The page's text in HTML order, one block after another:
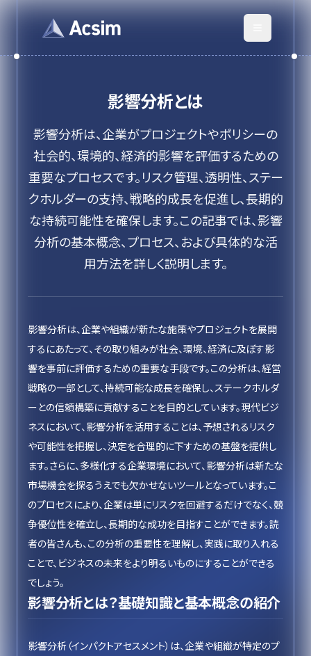
影響分析とは
影響分析は、企業がプロジェクトやポリシーの
社会的、環境的、経済的影響を評価するための
重要なプロセスです。リスク管理、透明性、ステー
クホルダーの支持、戦略的成長を促進し、長期的
な持続可能性を確保します。この記事では、影響
分析の基本概念、プロセス、および具体的な活
用方法を詳しく説明します。
影響分析は、企業や組織が新たな施策やプロジェクトを展開
するにあたって、その取り組みが社会、環境、経済に及ぼす影
響を事前に評価するための重要な手段です。この分析は、経営
戦略の一部として、持続可能な成長を確保し、ステークホルダ
ーとの信頼構築に貢献することを目的としています。現代ビジ
ネスにおいて、影響分析を活用することは、予想されるリスク
や可能性を把握し、決定を合理的に下すための基盤を提供し
ます。さらに、多様化する企業環境において、影響分析は新たな
市場機会を探るうえでも欠かせないツールとなっています。こ
のプロセスにより、企業は単にリスクを回避するだけでなく、競
争優位性を確立し、長期的な成功を目指すことができます。読
者の皆さんも、この分析の重要性を理解し、実践に取り入れる
ことで、ビジネスの未来をより明るいものにすることができる
でしょう。
影響分析とは？基礎知識と基本概念の紹介
影響分析（インパクトアセスメント）は、企業や組織が特定のプ